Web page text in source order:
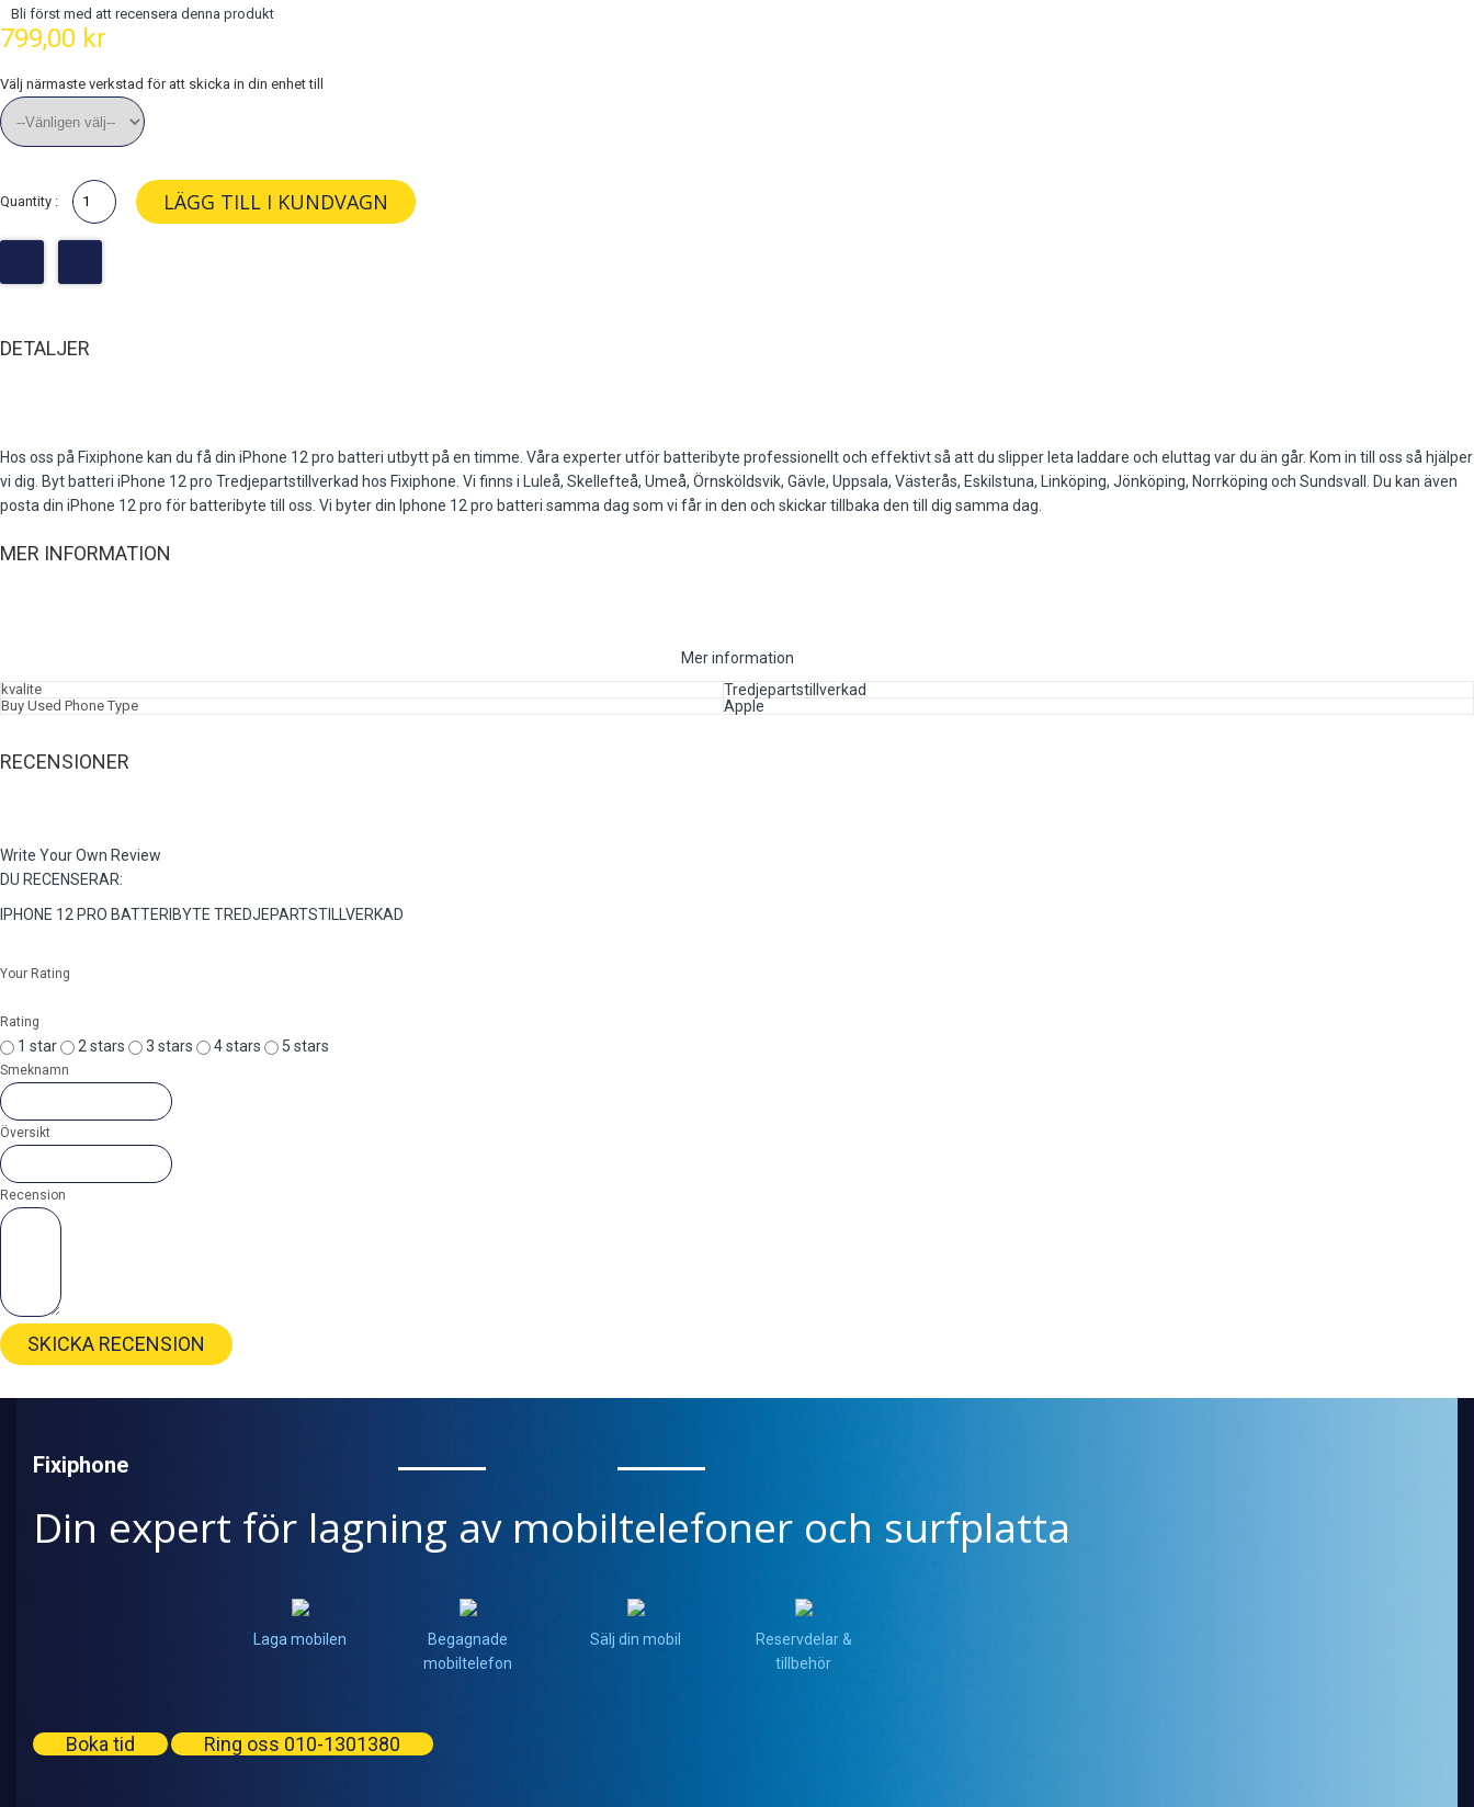
Bli först med att recensera denna produkt
799,00 kr
Välj närmaste verkstad för att skicka in din enhet till
Quantity : LÄGG TILL I KUNDVAGN
DETALJER
Hos oss på Fixiphone kan du få din iPhone 12 pro batteri utbytt på en timme. Våra experter utför batteribyte professionellt och effektivt så att du slipper leta laddare och eluttag var du än går. Kom in till oss så hjälper
vi dig. Byt batteri iPhone 12 pro Tredjepartstillverkad hos Fixiphone. Vi finns i Luleå, Skellefteå, Umeå, Örnsköldsvik, Gävle, Uppsala, Västerås, Eskilstuna, Linköping, Jönköping, Norrköping och Sundsvall. Du kan även
posta din iPhone 12 pro för batteribyte till oss. Vi byter din Iphone 12 pro batteri samma dag som vi får in den och skickar tillbaka den till dig samma dag.
MER INFORMATION
Mer information
kvalite Tredjepartstillverkad
Buy Used Phone Type Apple
RECENSIONER
Write Your Own Review
DU RECENSERAR:
IPHONE 12 PRO BATTERIBYTE TREDJEPARTSTILLVERKAD
Your Rating
Rating
1 star 2 stars 3 stars 4 stars 5 stars
Smeknamn
Översikt
Recension
SKICKA RECENSION
Fixiphone
Din expert för lagning av mobiltelefoner och surfplatta
Laga mobilen
Begagnade
mobiltelefon
Sälj din mobil
Reservdelar &
tillbehör
Boka tid Ring oss 010-1301380